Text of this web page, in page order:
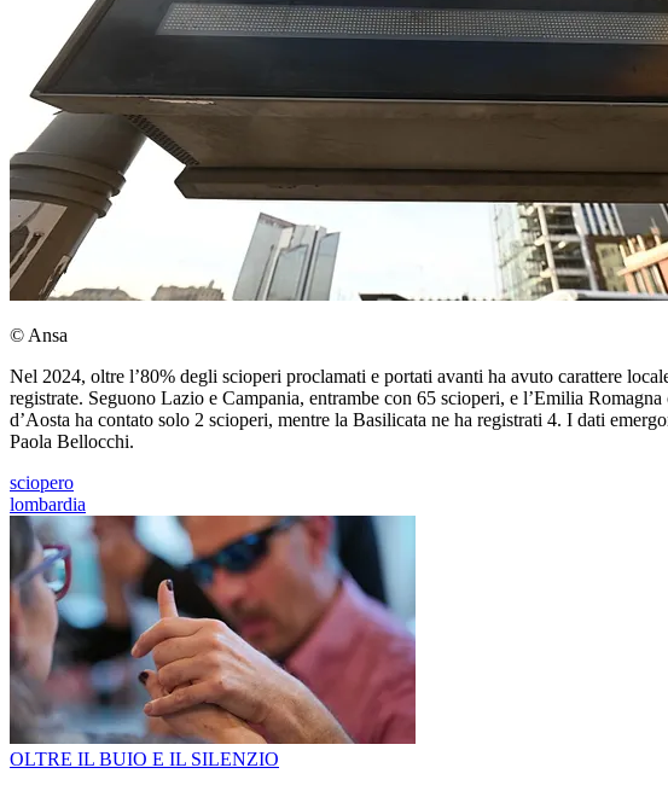
© Ansa
Nel 2024, oltre l’80% degli scioperi proclamati e portati avanti ha avuto carattere
registrate. Seguono Lazio e Campania, entrambe con 65 scioperi, e l’Emilia
d’Aosta ha contato solo 2 scioperi, mentre la Basilicata ne ha registrati 4. I dati
Paola Bellocchi.
sciopero
lombardia
OLTRE IL BUIO E IL SILENZIO